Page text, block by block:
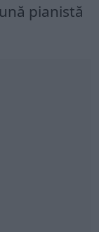
pianistă